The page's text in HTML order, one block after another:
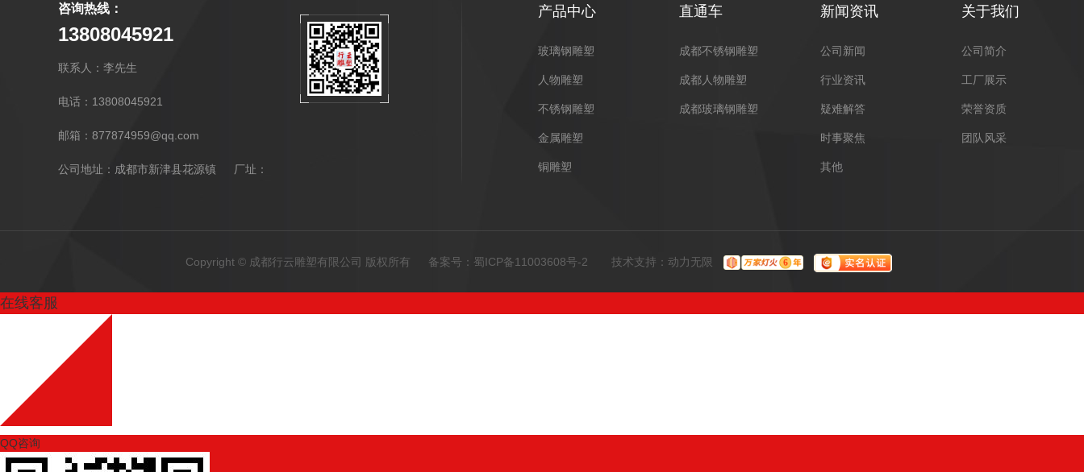
咨询热线：
13808045921
联系人：李先生
电话：13808045921
邮箱：877874959@qq.com
公司地址：成都市新津县花源镇 厂址：
产品中心
玻璃钢雕塑
人物雕塑
不锈钢雕塑
金属雕塑
铜雕塑
直通车
成都不锈钢雕塑
成都人物雕塑
成都玻璃钢雕塑
新闻资讯
公司新闻
行业资讯
疑难解答
时事聚焦
其他
关于我们
公司简介
工厂展示
荣誉资质
团队风采
Copyright © 成都行云雕塑有限公司 版权所有 备案号： 蜀ICP备11003608号-2 技术支持： 动力无限
在线客服
QQ咨询